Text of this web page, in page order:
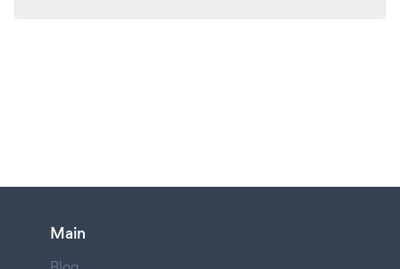
Main